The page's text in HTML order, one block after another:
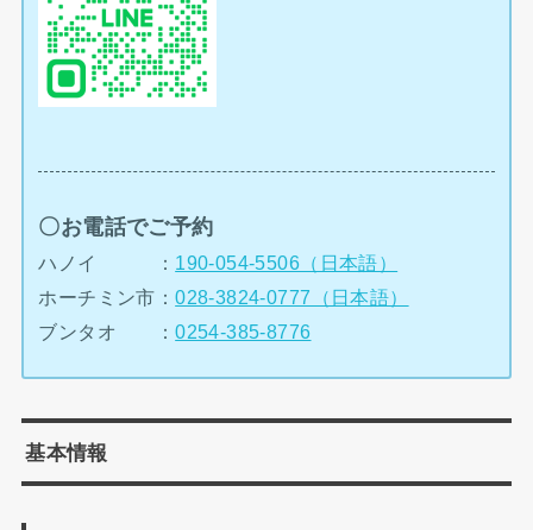
〇お電話でご予約
ハノイ ： 190-054-5506（日本語）
ホーチミン市：028-3824-0777（日本語）
ブンタオ ：0254-385-8776
基本情報